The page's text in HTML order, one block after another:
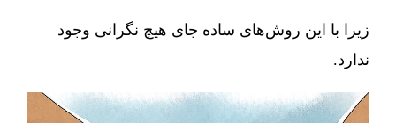
زیرا با این روش‌های ساده جای هیچ نگرانی وجود
ندارد.